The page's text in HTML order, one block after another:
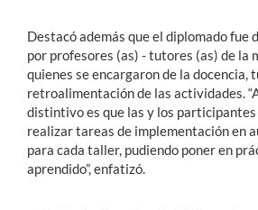
Destacó además que el diplomado fue
por profesores (as) - tutores (as) de la
quienes se encargaron de la docencia,
retroalimentación de las actividades.
distintivo es que las y los
realizar tareas de implementación en
para cada taller, pudiendo poner en
aprendido”, enfatizó.